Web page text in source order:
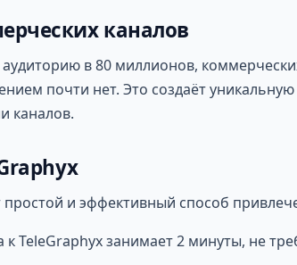
каналов
в 80 миллионов,
почти нет. Это создаёт
каналов.
простой и эффективный способ
TeleGraphyx занимает 2 минуты, не